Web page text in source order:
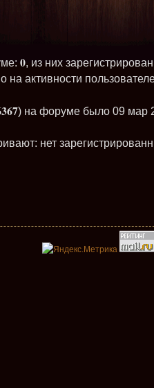
0, из них
на активности
) на форуме было 09 мар
нет